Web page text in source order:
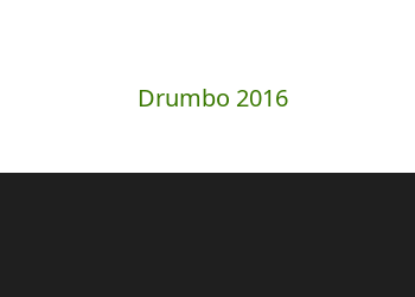
Drumbo 2016